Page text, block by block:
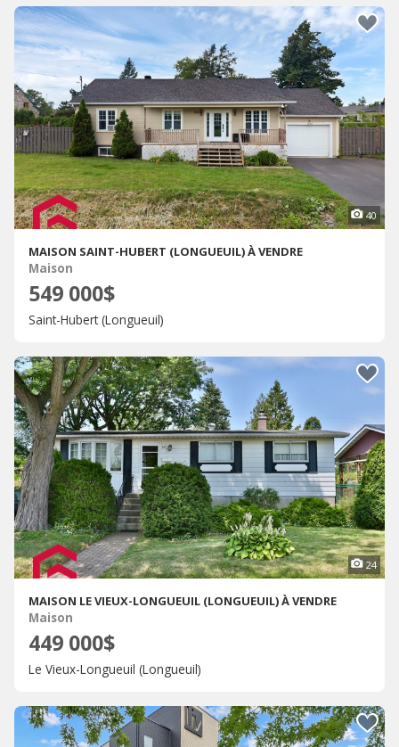
40
MAISON SAINT-HUBERT (LONGUEUIL) À VENDRE
Maison
549 000$
Saint-Hubert (Longueuil)
24
MAISON LE VIEUX-LONGUEUIL (LONGUEUIL) À VENDRE
Maison
449 000$
Le Vieux-Longueuil (Longueuil)